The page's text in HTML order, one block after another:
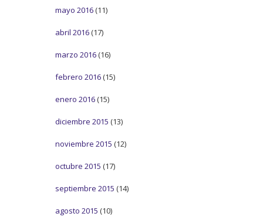
mayo 2016 (11)
abril 2016 (17)
marzo 2016 (16)
febrero 2016 (15)
enero 2016 (15)
diciembre 2015 (13)
noviembre 2015 (12)
octubre 2015 (17)
septiembre 2015 (14)
agosto 2015 (10)